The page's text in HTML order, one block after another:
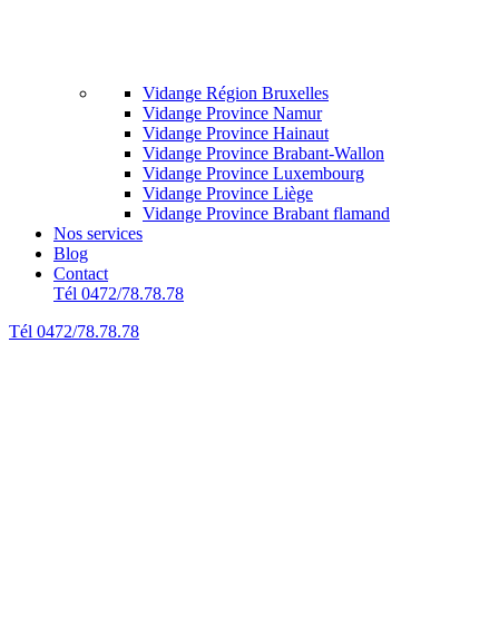
Vidange Région Bruxelles
Vidange Province Namur
Vidange Province Hainaut
Vidange Province Brabant-Wallon
Vidange Province Luxembourg
Vidange Province Liège
Vidange Province Brabant flamand
Nos services
Blog
Contact
Tél 0472/78.78.78
Tél 0472/78.78.78